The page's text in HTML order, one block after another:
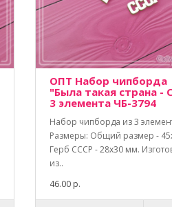
ОПТ Набор чипборда
"Была такая страна -
3 элемента ЧБ-3794
Набор чипборда из 3
Размеры: Общий размер -
Герб СССР - 28х30 мм.
из..
46.00 р.